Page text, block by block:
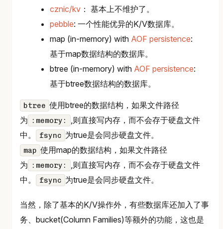
cznic/kv ： 基本上不维护了。
pebble: 一个性能优异的K/V数据库。
map (in-memory) with AOF persistence:
基于map数据结构的数据库。
btree (in-memory) with AOF persistence:
基于btree数据结构的数据库。
btree 使用btree的数据结构，如果文件路径
为
:memory:
,则直接写内存，而不会存于硬盘文件
中。
fsync 为true是会同步硬盘文件。
map 使用map的数据结构，如果文件路径
为
:memory:
,则直接写内存，而不会存于硬盘文件
中。
fsync 为true是会同步硬盘文件。
当然，除了基本的K/V操作外，有些数据库还加入了事
务、bucket(Column Families)等额外的功能，这也是